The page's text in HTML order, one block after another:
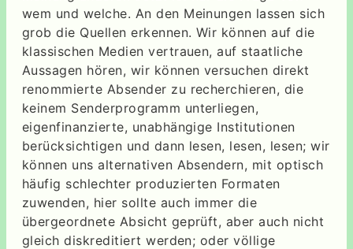
wem und welche. An den Meinungen lassen sich
grob die Quellen erkennen. Wir können auf die
klassischen Medien vertrauen, auf staatliche
Aussagen hören, wir können versuchen direkt
renommierte Absender zu recherchieren, die
keinem Senderprogramm unterliegen,
eigenfinanzierte, unabhängige Institutionen
berücksichtigen und dann lesen, lesen, lesen; wir
können uns alternativen Absendern, mit optisch
häufig schlechter produzierten Formaten
zuwenden, hier sollte auch immer die
übergeordnete Absicht geprüft, aber auch nicht
gleich diskreditiert werden; oder völlige